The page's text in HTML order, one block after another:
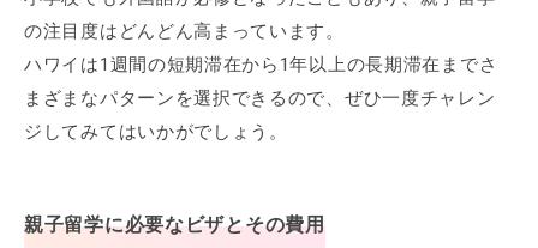
の注目度はどんどん高まっています。
ハワイは1週間の短期滞在から1年以上の長期滞在までさ
まざまなパターンを選択できるので、ぜひ一度チャレン
ジしてみてはいかがでしょう。
親子留学に必要なビザとその費用